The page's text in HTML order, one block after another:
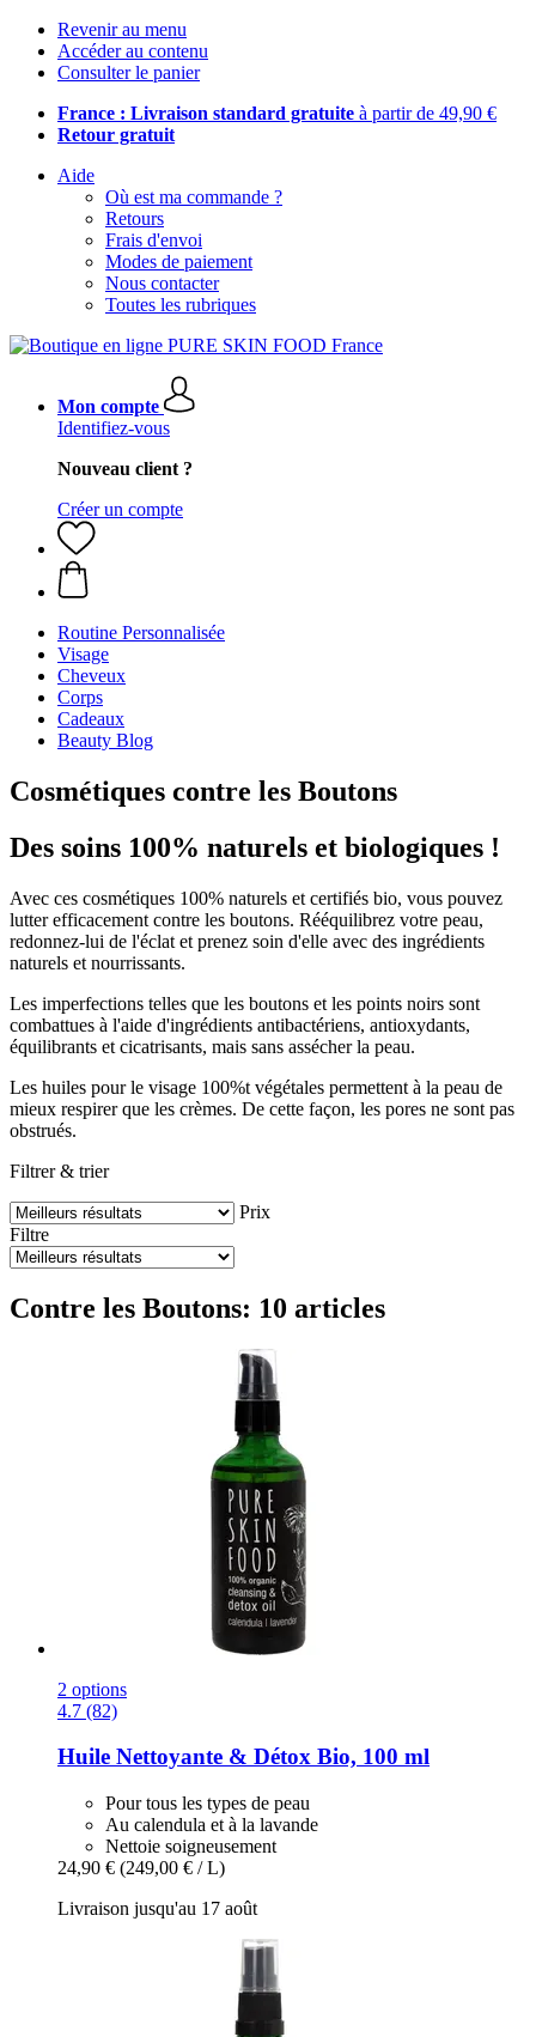
Revenir au menu
Accéder au contenu
Consulter le panier
France : Livraison standard gratuite à partir de 49,90 €
Retour gratuit
Aide
Où est ma commande ?
Retours
Frais d'envoi
Modes de paiement
Nous contacter
Toutes les rubriques
Mon compte
Identifiez-vous
Nouveau client ?
Créer un compte
Routine Personnalisée
Visage
Cheveux
Corps
Cadeaux
Beauty Blog
Cosmétiques contre les Boutons
Des soins 100% naturels et biologiques !
Avec ces cosmétiques 100% naturels et certifiés bio, vous pouvez
lutter efficacement contre les boutons. Rééquilibrez votre peau,
redonnez-lui de l'éclat et prenez soin d'elle avec des ingrédients
naturels et nourrissants.
Les imperfections telles que les boutons et les points noirs sont
combattues à l'aide d'ingrédients antibactériens, antioxydants,
équilibrants et cicatrisants, mais sans assécher la peau.
Les huiles pour le visage 100%t végétales permettent à la peau de
mieux respirer que les crèmes. De cette façon, les pores ne sont pas
obstrués.
Filtrer & trier
Prix
Filtre
Contre les Boutons: 10 articles
2 options
4.7 (82)
Huile Nettoyante & Détox Bio, 100 ml
Pour tous les types de peau
Au calendula et à la lavande
Nettoie soigneusement
24,90 € (249,00 € / L)
Livraison jusqu'au 17 août